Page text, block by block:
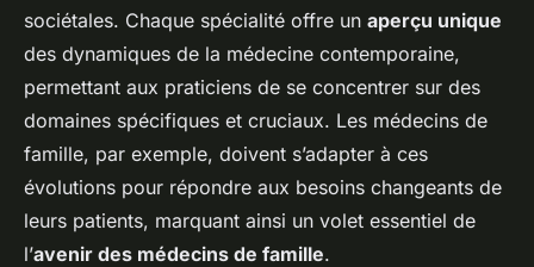
sociétales. Chaque spécialité offre un aperçu unique
des dynamiques de la médecine contemporaine,
permettant aux praticiens de se concentrer sur des
domaines spécifiques et cruciaux. Les médecins de
famille, par exemple, doivent s’adapter à ces
évolutions pour répondre aux besoins changeants de
leurs patients, marquant ainsi un volet essentiel de
l’avenir des médecins de famille.